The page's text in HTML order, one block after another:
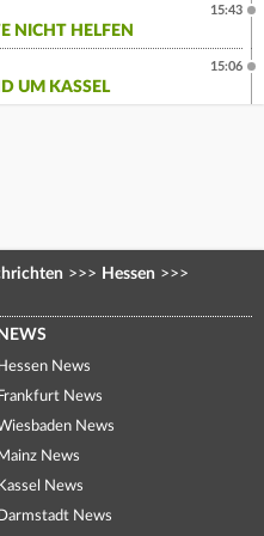
NICHT HELFEN
15:43
UM KASSEL
15:06
>>> Hessen >>>
NEWS
Hessen News
Frankfurt News
News
Mainz News
Kassel News
Darmstadt News